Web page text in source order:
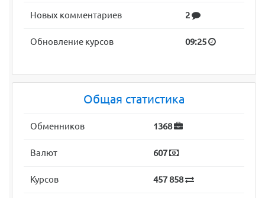
Новых комментариев 2
Обновление курсов 09:25
Общая статистика
Обменников 1368
Валют 607
Курсов 457 858